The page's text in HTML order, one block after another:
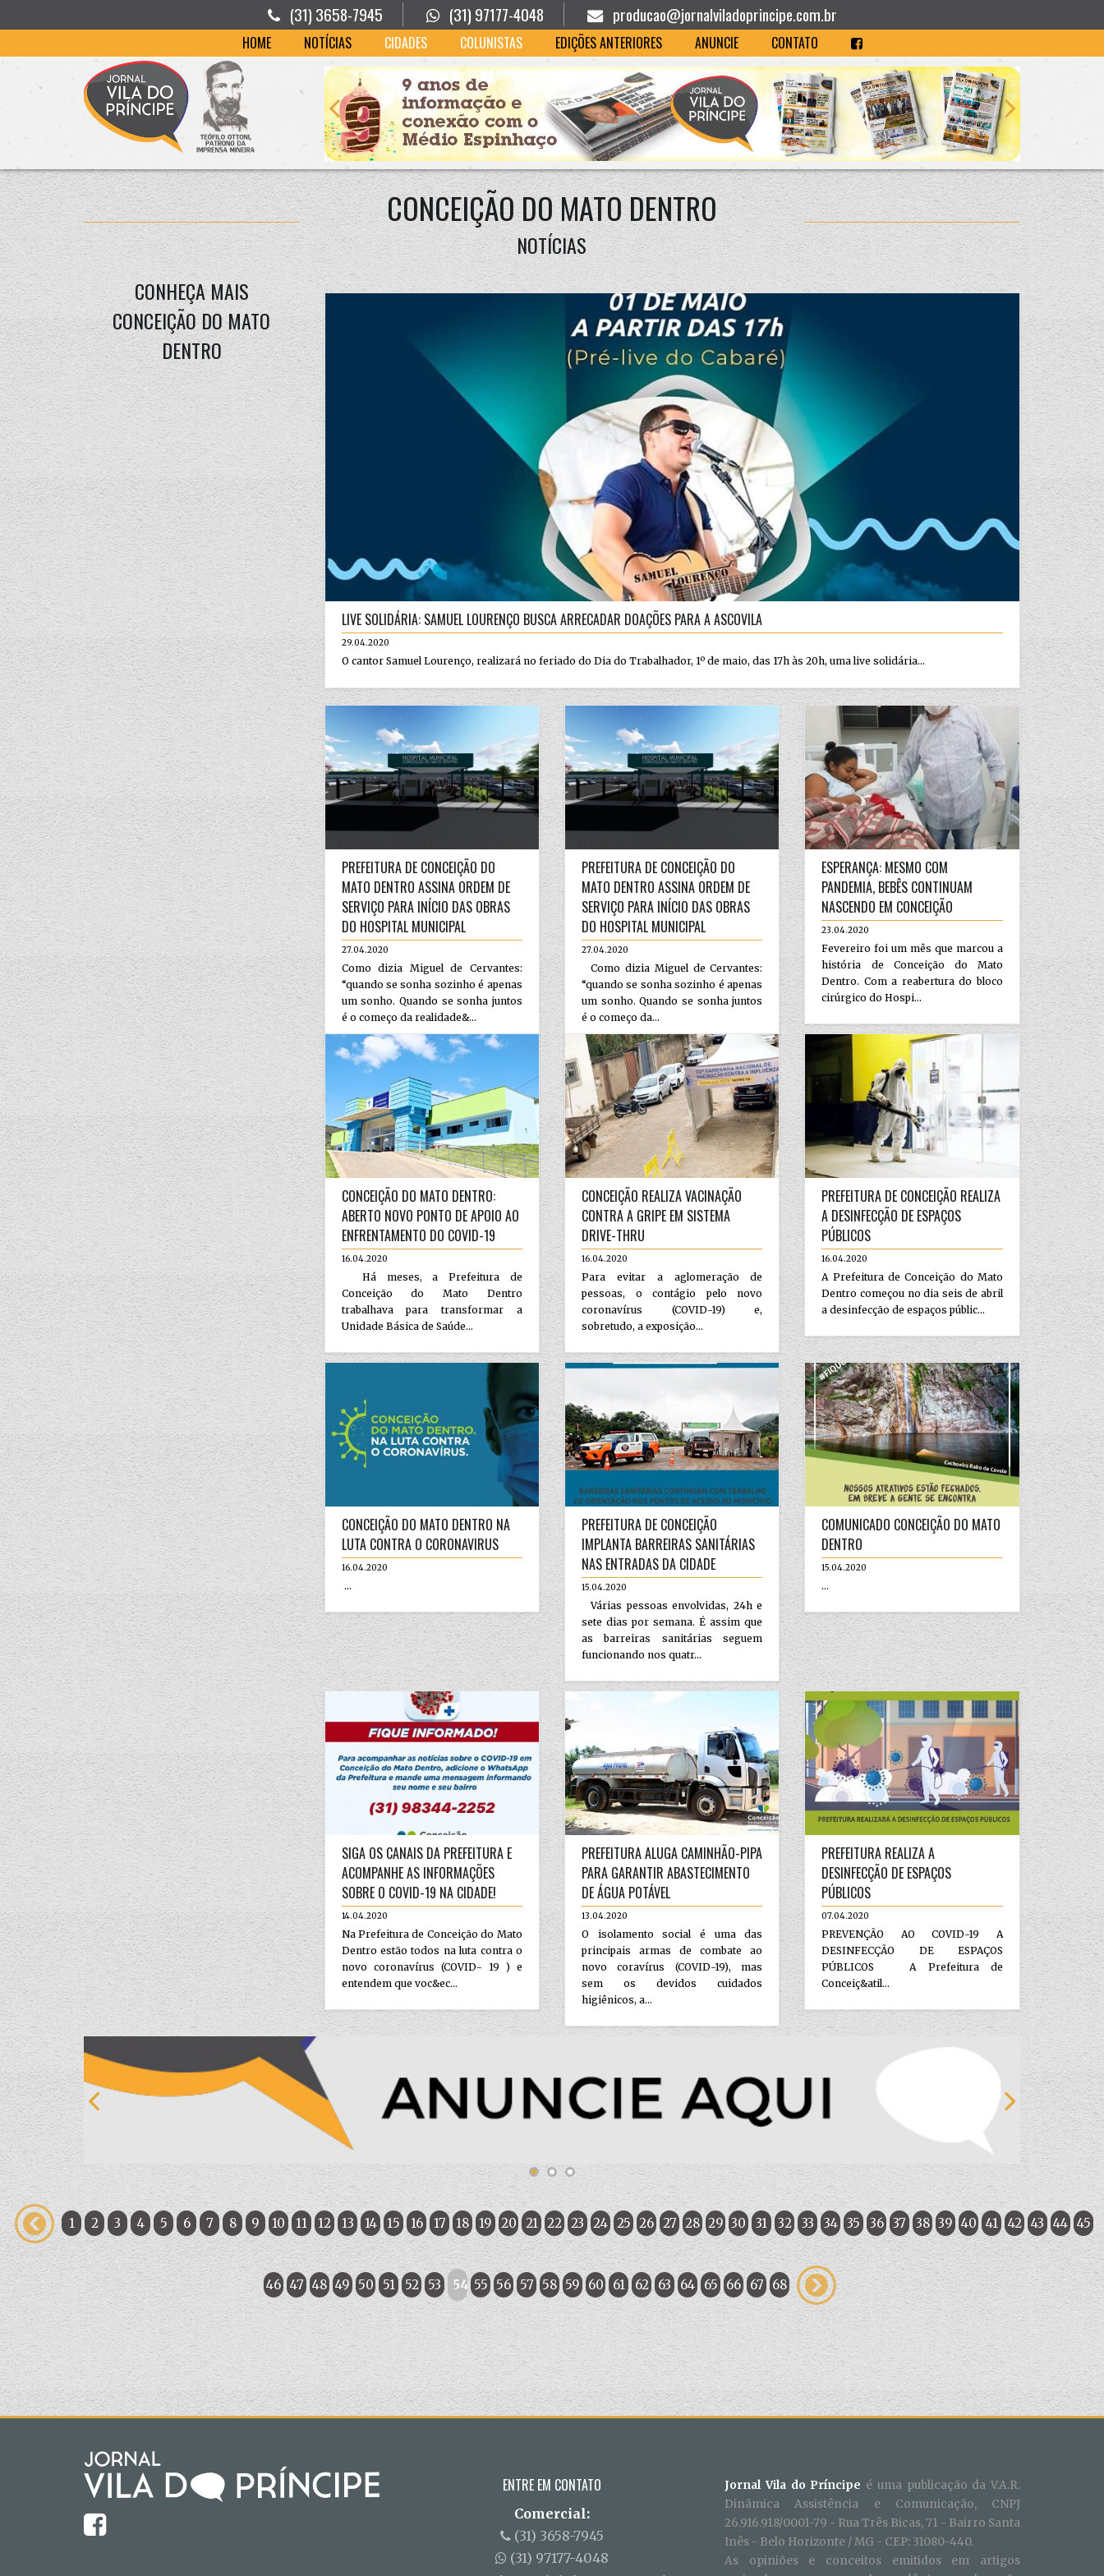
(31) 3658-7945 (31) 97177-4048 producao@jornalviladoprincipe.com.br
HOME NOTÍCIAS CIDADES COLUNISTAS EDIÇÕES ANTERIORES ANUNCIE CONTATO
CONCEIÇÃO DO MATO DENTRO
NOTÍCIAS
CONHEÇA MAIS
CONCEIÇÃO DO MATO
DENTRO
LIVE SOLIDÁRIA: SAMUEL LOURENÇO BUSCA ARRECADAR DOAÇÕES PARA A ASCOVILA
29.04.2020
O cantor Samuel Lourenço, realizará no feriado do Dia do Trabalhador, 1º de maio, das 17h às 20h, uma live solidária...
PREFEITURA DE CONCEIÇÃO DO
MATO DENTRO ASSINA ORDEM DE
SERVIÇO PARA INÍCIO DAS OBRAS
DO HOSPITAL MUNICIPAL
27.04.2020
Como dizia Miguel de Cervantes:
“quando se sonha sozinho é apenas
um sonho. Quando se sonha juntos
é o começo da realidade&...
PREFEITURA DE CONCEIÇÃO DO
MATO DENTRO ASSINA ORDEM DE
SERVIÇO PARA INÍCIO DAS OBRAS
DO HOSPITAL MUNICIPAL
27.04.2020
Como dizia Miguel de Cervantes:
“quando se sonha sozinho é apenas
um sonho. Quando se sonha juntos
é o começo da...
ESPERANÇA: MESMO COM
PANDEMIA, BEBÊS CONTINUAM
NASCENDO EM CONCEIÇÃO
23.04.2020
Fevereiro foi um mês que marcou a
história de Conceição do Mato
Dentro. Com a reabertura do bloco
cirúrgico do Hospi...
CONCEIÇÃO DO MATO DENTRO:
ABERTO NOVO PONTO DE APOIO AO
ENFRENTAMENTO DO COVID-19
16.04.2020
Há meses, a Prefeitura de
Conceição do Mato Dentro
trabalhava para transformar a
Unidade Básica de Saúde...
CONCEIÇÃO REALIZA VACINAÇÃO
CONTRA A GRIPE EM SISTEMA
DRIVE-THRU
16.04.2020
Para evitar a aglomeração de
pessoas, o contágio pelo novo
coronavírus (COVID-19) e,
sobretudo, a exposição...
PREFEITURA DE CONCEIÇÃO REALIZA
A DESINFECÇÃO DE ESPAÇOS
PÚBLICOS
16.04.2020
A Prefeitura de Conceição do Mato
Dentro começou no dia seis de abril
a desinfecção de espaços públic...
CONCEIÇÃO DO MATO DENTRO NA
LUTA CONTRA O CORONAVIRUS
16.04.2020
...
PREFEITURA DE CONCEIÇÃO
IMPLANTA BARREIRAS SANITÁRIAS
NAS ENTRADAS DA CIDADE
15.04.2020
Várias pessoas envolvidas, 24h e
sete dias por semana. É assim que
as barreiras sanitárias seguem
funcionando nos quatr...
COMUNICADO CONCEIÇÃO DO MATO
DENTRO
15.04.2020
...
SIGA OS CANAIS DA PREFEITURA E
ACOMPANHE AS INFORMAÇÕES
SOBRE O COVID-19 NA CIDADE!
14.04.2020
Na Prefeitura de Conceição do Mato
Dentro estão todos na luta contra o
novo coronavírus (COVID- 19 ) e
entendem que voc&ec...
PREFEITURA ALUGA CAMINHÃO-PIPA
PARA GARANTIR ABASTECIMENTO
DE ÁGUA POTÁVEL
13.04.2020
O isolamento social é uma das
principais armas de combate ao
novo coravírus (COVID-19), mas
sem os devidos cuidados
higiênicos, a...
PREFEITURA REALIZA A
DESINFECÇÃO DE ESPAÇOS
PÚBLICOS
07.04.2020
PREVENÇÃO AO COVID-19 A
DESINFECÇÃO DE ESPAÇOS
PÚBLICOS A Prefeitura de
Conceiç&atil...
1 2 3 4 5 6 7 8 9 10 11 12 13 14 15 16 17 18 19 20 21 22 23 24 25 26 27 28 29 30 31 32 33 34 35 36 37 38 39 40 41 42 43 44 45
46 47 48 49 50 51 52 53 54 55 56 57 58 59 60 61 62 63 64 65 66 67 68
ENTRE EM CONTATO
Comercial:
(31) 3658-7945
(31) 97177-4048
Jornal Vila do Príncipe é uma publicação da V.A.R.
Dinãmica Assistência e Comunicação, CNPJ
26.916.918/0001-79 - Rua Três Bicas, 71 - Bairro Santa
Inês - Belo Horizonte / MG - CEP: 31080-440.
As opiniões e conceitos emitidos em artigos